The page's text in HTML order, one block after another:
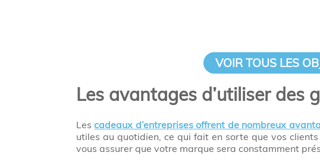
VOIR TOUS LES
Les avantages d’utiliser des
Lescadeaux d’entreprises offrent de nombreux
utiles au quotidien, ce qui fait en sorte que vos
vous assurer que votre marque sera constamment